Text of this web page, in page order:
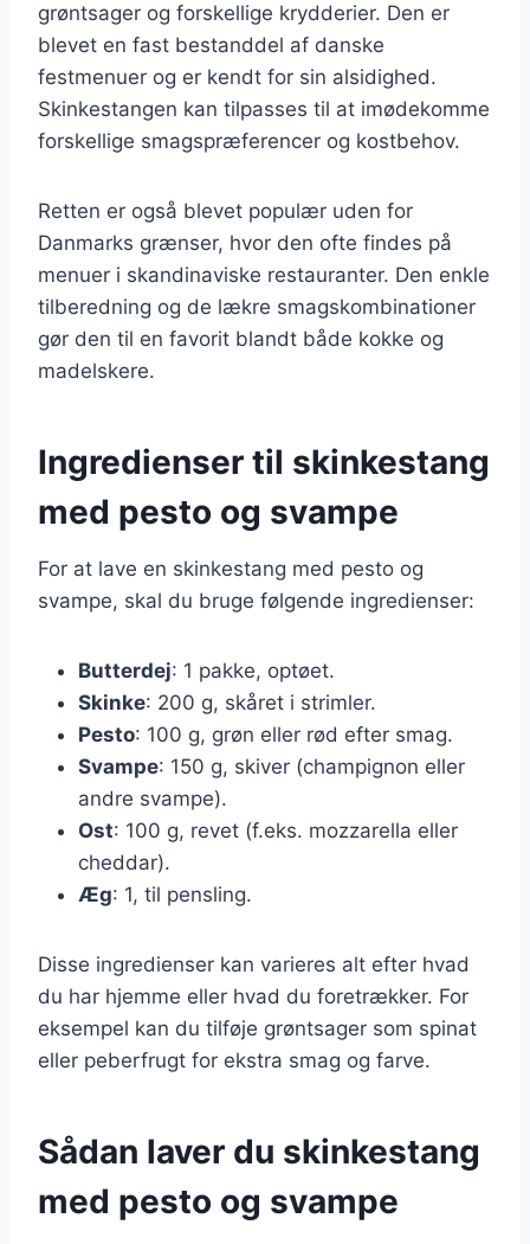
grøntsager og forskellige krydderier. Den er
blevet en fast bestanddel af danske
festmenuer og er kendt for sin alsidighed.
Skinkestangen kan tilpasses til at imødekomme
forskellige smagspræferencer og kostbehov.
Retten er også blevet populær uden for
Danmarks grænser, hvor den ofte findes på
menuer i skandinaviske restauranter. Den enkle
tilberedning og de lækre smagskombinationer
gør den til en favorit blandt både kokke og
madelskere.
Ingredienser til skinkestang
med pesto og svampe
For at lave en skinkestang med pesto og
svampe, skal du bruge følgende ingredienser:
Butterdej: 1 pakke, optøet.
Skinke: 200 g, skåret i strimler.
Pesto: 100 g, grøn eller rød efter smag.
Svampe: 150 g, skiver (champignon eller
andre svampe).
Ost: 100 g, revet (f.eks. mozzarella eller
cheddar).
Æg: 1, til pensling.
Disse ingredienser kan varieres alt efter hvad
du har hjemme eller hvad du foretrækker. For
eksempel kan du tilføje grøntsager som spinat
eller peberfrugt for ekstra smag og farve.
Sådan laver du skinkestang
med pesto og svampe